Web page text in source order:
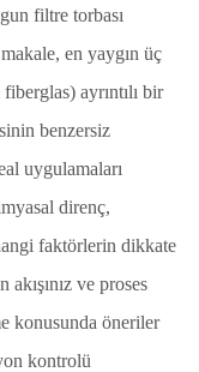
filtre torbası
en yaygın üç
ayrıntılı bir
benzersiz
uygulamaları
direnç,
faktörlerin dikkate
ve proses
konusunda öneriler
kontrolü